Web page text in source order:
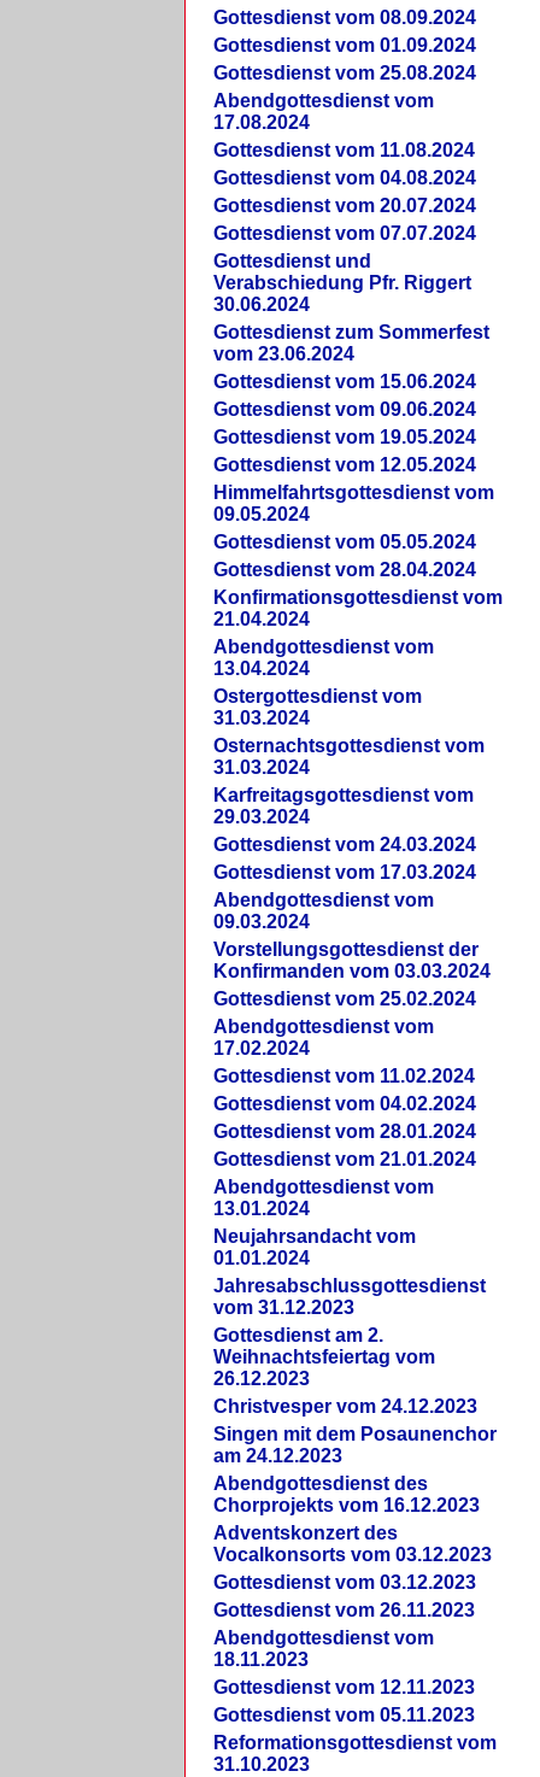
Gottesdienst vom 08.09.2024
Gottesdienst vom 01.09.2024
Gottesdienst vom 25.08.2024
Abendgottesdienst vom
17.08.2024
Gottesdienst vom 11.08.2024
Gottesdienst vom 04.08.2024
Gottesdienst vom 20.07.2024
Gottesdienst vom 07.07.2024
Gottesdienst und
Verabschiedung Pfr. Riggert
30.06.2024
Gottesdienst zum Sommerfest
vom 23.06.2024
Gottesdienst vom 15.06.2024
Gottesdienst vom 09.06.2024
Gottesdienst vom 19.05.2024
Gottesdienst vom 12.05.2024
Himmelfahrtsgottesdienst vom
09.05.2024
Gottesdienst vom 05.05.2024
Gottesdienst vom 28.04.2024
Konfirmationsgottesdienst vom
21.04.2024
Abendgottesdienst vom
13.04.2024
Ostergottesdienst vom
31.03.2024
Osternachtsgottesdienst vom
31.03.2024
Karfreitagsgottesdienst vom
29.03.2024
Gottesdienst vom 24.03.2024
Gottesdienst vom 17.03.2024
Abendgottesdienst vom
09.03.2024
Vorstellungsgottesdienst der
Konfirmanden vom 03.03.2024
Gottesdienst vom 25.02.2024
Abendgottesdienst vom
17.02.2024
Gottesdienst vom 11.02.2024
Gottesdienst vom 04.02.2024
Gottesdienst vom 28.01.2024
Gottesdienst vom 21.01.2024
Abendgottesdienst vom
13.01.2024
Neujahrsandacht vom
01.01.2024
Jahresabschlussgottesdienst
vom 31.12.2023
Gottesdienst am 2.
Weihnachtsfeiertag vom
26.12.2023
Christvesper vom 24.12.2023
Singen mit dem Posaunenchor
am 24.12.2023
Abendgottesdienst des
Chorprojekts vom 16.12.2023
Adventskonzert des
Vocalkonsorts vom 03.12.2023
Gottesdienst vom 03.12.2023
Gottesdienst vom 26.11.2023
Abendgottesdienst vom
18.11.2023
Gottesdienst vom 12.11.2023
Gottesdienst vom 05.11.2023
Reformationsgottesdienst vom
31.10.2023